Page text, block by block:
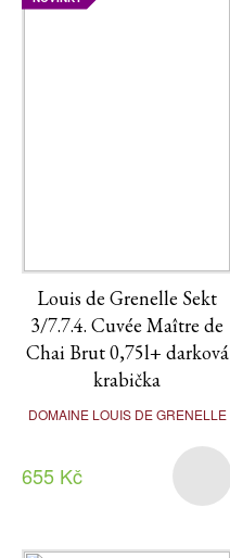
Louis de Grenelle Sekt
3/7.7.4. Cuvée Maître de
Chai Brut 0,75l+ darková
krabička
DOMAINE LOUIS DE GRENELLE
655 Kč